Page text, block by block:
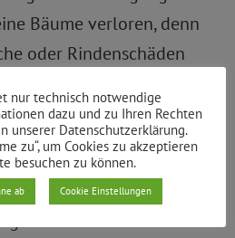
Bäume verloren, denn
oder Rindenschäden
verdeckten Schäden
zum Absterben, z.B.
bei nicht
nur technisch notwendige
dazu und zu Ihren Rechten
unserer Datenschutzerklärung.
zu“, um Cookies zu akzeptieren
besuchen zu können.
ab Cookie Einstellungen